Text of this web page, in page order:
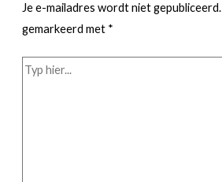
Je e-mailadres wordt niet gepubliceerd.
gemarkeerd met *
Typ